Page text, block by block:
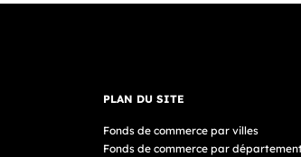
PLAN DU SITE
Fonds de commerce par villes
Fonds de commerce par